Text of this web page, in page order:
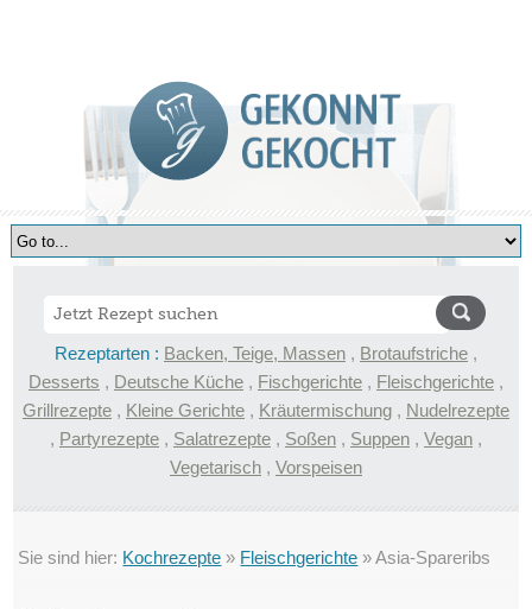
Rezeptarten : Backen, Teige, Massen , Brotaufstriche ,
Desserts , Deutsche Küche , Fischgerichte , Fleischgerichte ,
Grillrezepte , Kleine Gerichte , Kräutermischung , Nudelrezepte
, Partyrezepte , Salatrezepte , Soßen , Suppen , Vegan ,
Vegetarisch , Vorspeisen
Sie sind hier: Kochrezepte » Fleischgerichte »Asia-Spareribs